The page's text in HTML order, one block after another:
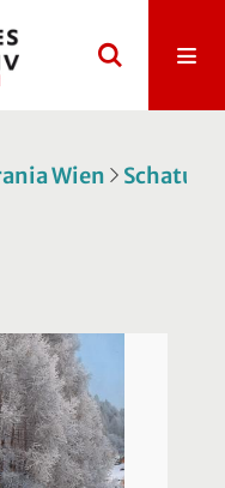
Wien